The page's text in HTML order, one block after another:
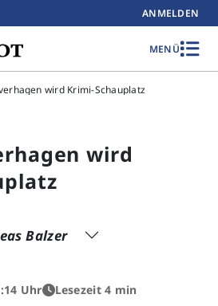
ANMELDEN
MENÜ
wird Krimi-Schauplatz
wird
Balzer
Uhr Lesezeit 4 min